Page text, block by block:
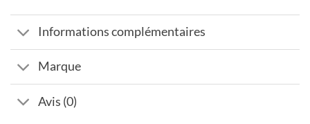
Informations complémentaires
Marque
Avis (0)